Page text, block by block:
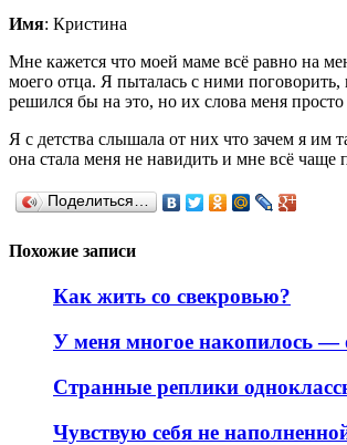
Имя: Кристина
Мне кажется что моей маме всё равно на
моего отца. Я пыталась с ними поговорить,
решился бы на это, но их слова меня
Я с детства слышала от них что зачем я им
она стала меня не навидить и мне всё
Поделиться…
Похожие записи
Как жить со свекровью?
У меня многое накопилось —
Странные реплики
Чувствую себя не